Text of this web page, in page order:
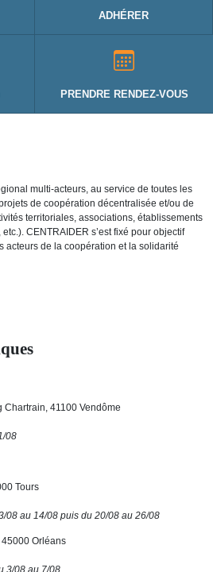
ADHÉRER
PRENDRE RENDEZ-VOUS
multi-acteurs, au service de toutes les
de coopération décentralisée et/ou de
territoriales, associations, établissements
CENTRAIDER s’est fixé pour objectif
acteurs de la coopération et la solidarité
Chartrain, 41100 Vendôme
08
Tours
08 au 14/08 puis du 20/08 au 26/08
Orléans
3/08 au 7/08